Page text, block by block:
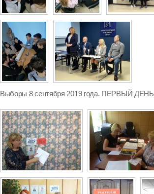
Выборы 8 сентября 2019 года. ПЕРВЫЙ